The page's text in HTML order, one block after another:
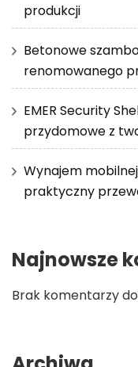
produkcji
Betonowe
renomowanego
EMER Security
przydomowe z
Wynajem
praktyczny
Najnowsze
Brak komentarzy